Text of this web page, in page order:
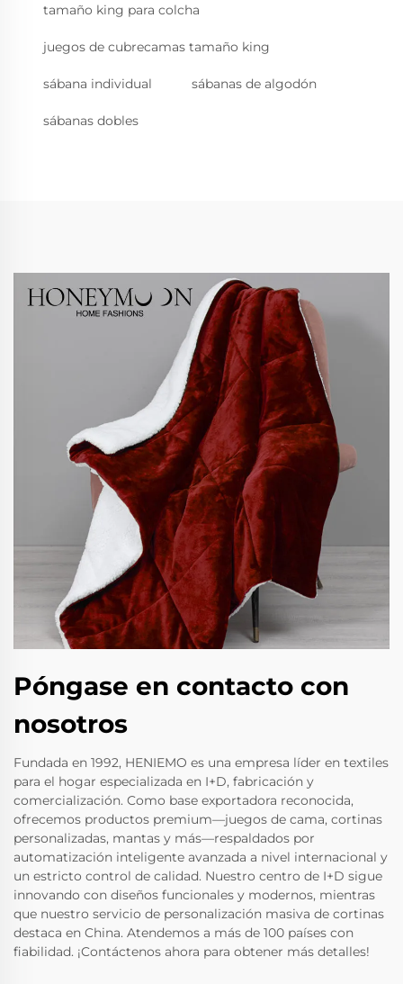
tamaño king para colcha
juegos de cubrecamas tamaño king
sábana individual sábanas de algodón
sábanas dobles
Póngase en contacto con
nosotros
Fundada en 1992, HENIEMO es una empresa líder en textiles
para el hogar especializada en I+D, fabricación y
comercialización. Como base exportadora reconocida,
ofrecemos productos premium—juegos de cama, cortinas
personalizadas, mantas y más—respaldados por
automatización inteligente avanzada a nivel internacional y
un estricto control de calidad. Nuestro centro de I+D sigue
innovando con diseños funcionales y modernos, mientras
que nuestro servicio de personalización masiva de cortinas
destaca en China. Atendemos a más de 100 países con
fiabilidad. ¡Contáctenos ahora para obtener más detalles!